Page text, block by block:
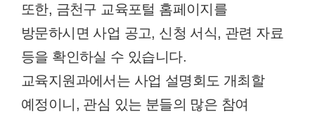
또한, 금천구 교육포털 홈페이지를
방문하시면 사업 공고, 신청 서식, 관련 자료
등을 확인하실 수 있습니다.
교육지원과에서는 사업 설명회도 개최할
예정이니, 관심 있는 분들의 많은 참여